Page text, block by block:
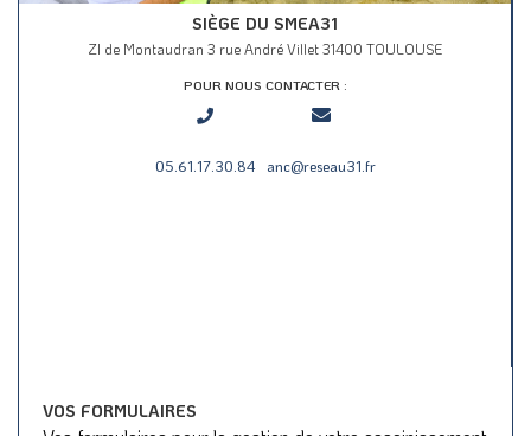
SIÈGE DU SMEA31
ZI de Montaudran 3 rue André Villet 31400 TOULOUSE
POUR NOUS CONTACTER :
05.61.17.30.84 anc@reseau31.fr
VOS FORMULAIRES